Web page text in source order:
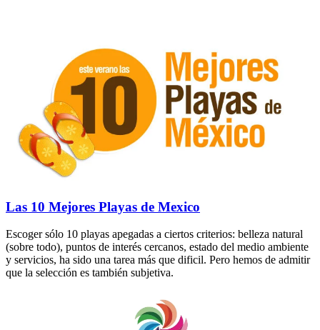
Las 10 Mejores Playas de Mexico
Escoger sólo 10 playas apegadas a ciertos criterios: belleza natural
(sobre todo), puntos de interés cercanos, estado del medio ambiente
y servicios, ha sido una tarea más que dificil. Pero hemos de admitir
que la selección es también subjetiva.